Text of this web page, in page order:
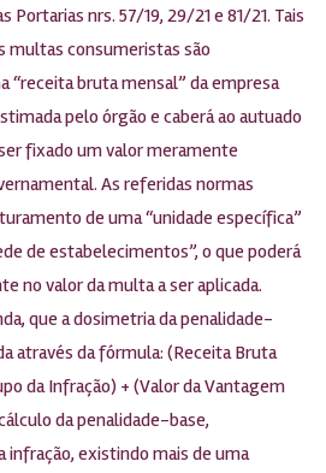
Portarias nrs. 57/19, 29/21 e 81/21. Tais
multas consumeristas são
“receita bruta mensal” da empresa
pelo órgão e caberá ao autuado
fixado um valor meramente
As referidas normas
de uma “unidade específica”
de estabelecimentos”, o que poderá
no valor da multa a ser aplicada.
que a dosimetria da penalidade-
através da fórmula: (Receita Bruta
da Infração) + (Valor da Vantagem
da penalidade-base,
infração, existindo mais de uma